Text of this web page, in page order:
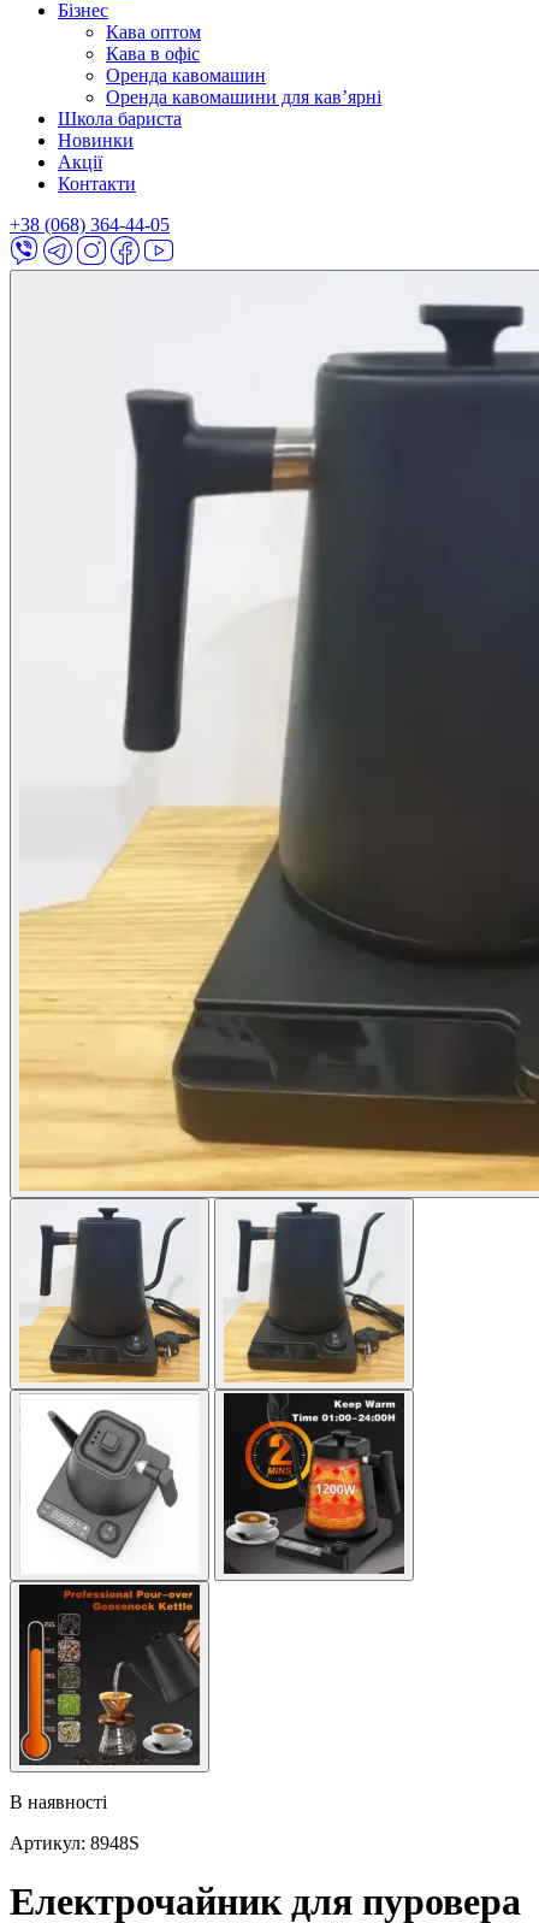
Бізнес
Кава оптом
Кава в офіс
Оренда кавомашин
Оренда кавомашини для кав’ярні
Школа бариста
Новинки
Акції
Контакти
+38 (068) 364-44-05
В наявності
Артикул: 8948S
Електрочайник для пуровера